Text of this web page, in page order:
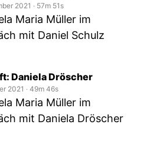
2021 ‧ 57m 51s
Maria Müller im
mit Daniel Schulz
Daniela Dröscher
2021 ‧ 49m 46s
Maria Müller im
mit Daniela Dröscher